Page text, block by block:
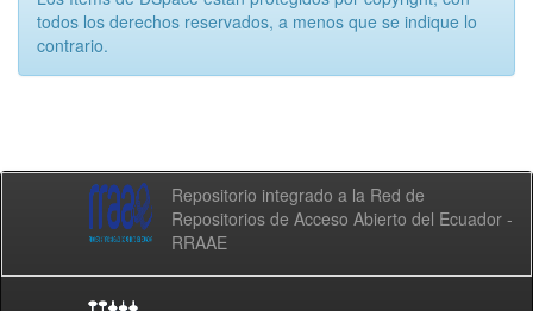
todos los derechos reservados, a menos que se indique lo
contrario.
Repositorio integrado a la Red de
Repositorios de Acceso Abierto del Ecuador -
RRAAE